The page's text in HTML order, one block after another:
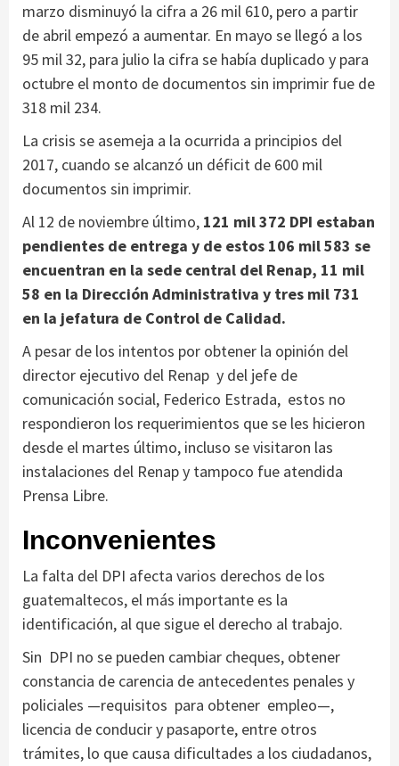
marzo disminuyó la cifra a 26 mil 610, pero a partir
de abril empezó a aumentar. En mayo se llegó a los
95 mil 32, para julio la cifra se había duplicado y para
octubre el monto de documentos sin imprimir fue de
318 mil 234.
La crisis se asemeja a la ocurrida a principios del
2017, cuando se alcanzó un déficit de 600 mil
documentos sin imprimir.
Al 12 de noviembre último, 121 mil 372 DPI estaban
pendientes de entrega y de estos 106 mil 583 se
encuentran en la sede central del Renap, 11 mil
58 en la Dirección Administrativa y tres mil 731
en la jefatura de Control de Calidad.
A pesar de los intentos por obtener la opinión del
director ejecutivo del Renap y del jefe de
comunicación social, Federico Estrada, estos no
respondieron los requerimientos que se les hicieron
desde el martes último, incluso se visitaron las
instalaciones del Renap y tampoco fue atendida
Prensa Libre.
Inconvenientes
La falta del DPI afecta varios derechos de los
guatemaltecos, el más importante es la
identificación, al que sigue el derecho al trabajo.
Sin DPI no se pueden cambiar cheques, obtener
constancia de carencia de antecedentes penales y
policiales —requisitos para obtener empleo—,
licencia de conducir y pasaporte, entre otros
trámites, lo que causa dificultades a los ciudadanos,